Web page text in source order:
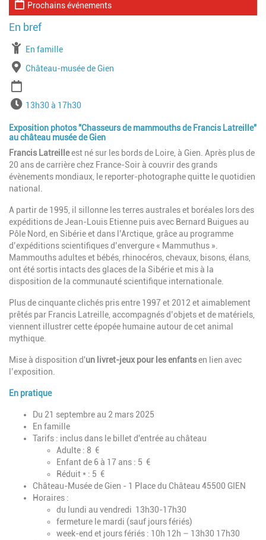
Prochains événements
À partir de
En famille
Lieu
Château-musée de Gien
Horaires13h30 à 17h30
Exposition photos "Chasseurs de mammouths de Francis Latreille"
au château musée de Gien
Francis Latreilleest né sur les bords de Loire, à Gien. Après plus de
20 ans de carrière chez France-Soir à couvrir des grands
évènements mondiaux, le reporter-photographe quitte le quotidien
national.
A partir de 1995, il sillonne les terres australes et boréales lors des
expéditions de Jean-Louis Etienne puis avec Bernard Buigues au
Pôle Nord, en Sibérie et dans l’Arctique, grâce au programme
d’expéditions scientifiques d’envergure « Mammuthus ».
Mammouths adultes et bébés, rhinocéros, chevaux, bisons, élans,
ont été sortis intacts des glaces de la Sibérie et mis à la
disposition de la communauté scientifique internationale.
Plus de cinquante clichés pris entre 1997 et 2012 et aimablement
prêtés par Francis Latreille, accompagnés d’objets et de matériels,
viennent illustrer cette épopée humaine autour de cet animal
mythique.
Mise à disposition d'un livret-jeux pour les enfantsen lien avec
l’exposition.
En pratique
Du 21 septembre au 2 mars 2025
En famille
Tarifs : inclus dans le billet d'entrée au château
Adulte : 8 €
Enfant de 6 à 17 ans : 5 €
Réduit * : 5 €
Château-Musée de Gien - 1 Place du Château 45500 GIEN
Horaires :
du lundi au vendredi 13h30-17h30
fermeture le mardi (sauf jours fériés)
week-end et jours fériés : 10h 12h – 13h30 17h30